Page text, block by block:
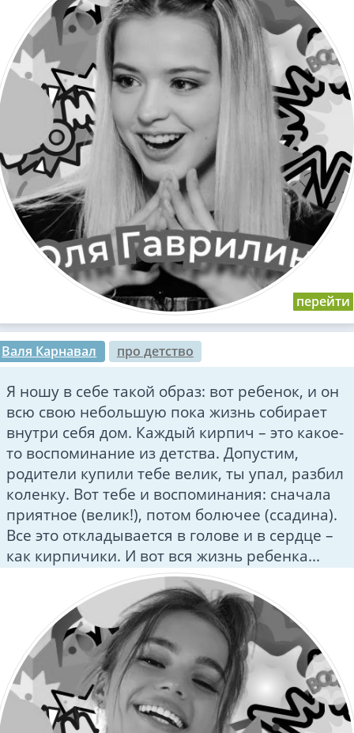
Валя Карнавал про детство
Я ношу в себе такой образ: вот ребенок, и он
всю свою небольшую пока жизнь собирает
внутри себя дом. Каждый кирпич – это какое-
то воспоминание из детства. Допустим,
родители купили тебе велик, ты упал, разбил
коленку. Вот тебе и воспоминания: сначала
приятное (велик!), потом болючее (ссадина).
Все это откладывается в голове и в сердце –
как кирпичики. И вот вся жизнь ребенка...